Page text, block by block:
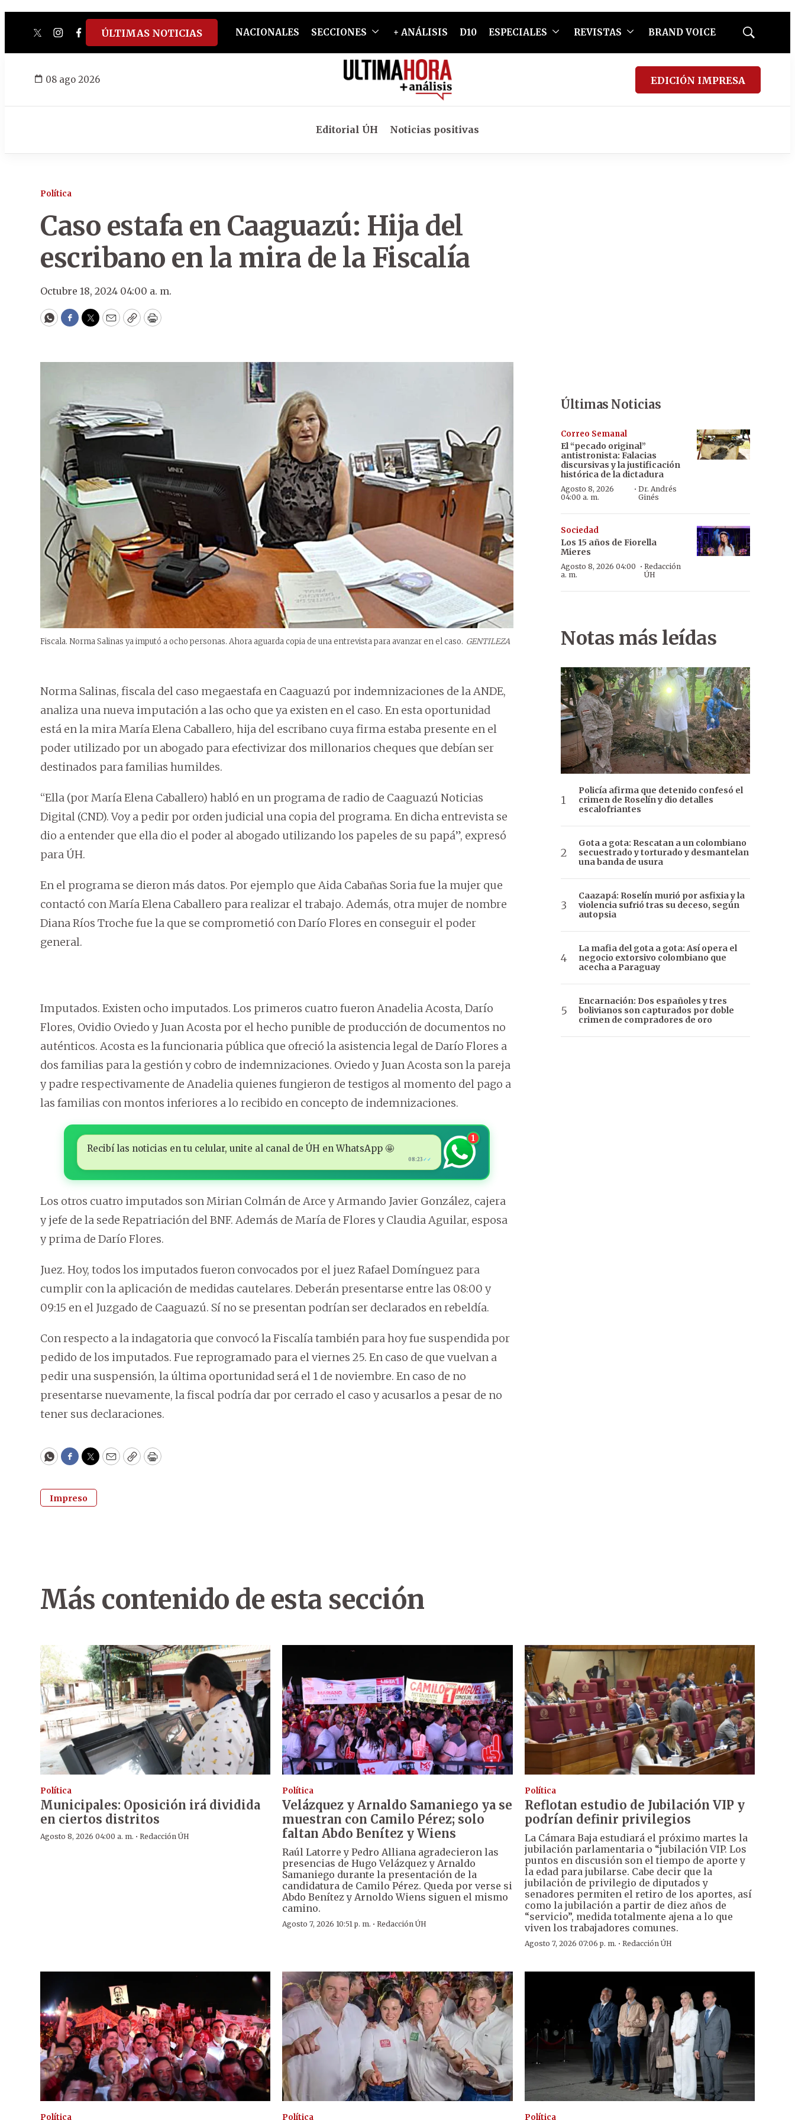
twitterinstagram
facebook
tiktokyoutube
spotify
ÚLTIMAS NOTICIAS NACIONALES SECCIONES + ANÁLISIS D10 ESPECIALES REVISTAS BRAND VOICE
Mostrar
08 ago 2026 EDICIÓN IMPRESA
Editorial ÚH Noticias positivas
Política
Caso estafa en Caaguazú: Hija del
escribano en la mira de la Fiscalía
Octubre 18, 2024 04:00 a. m.
WhatsApp
Facebook
Twitter
EmailCopyPrint
Fiscala. Norma Salinas ya imputó a ocho personas. Ahora aguarda copia de una entrevista para avanzar en el caso. GENTILEZA
Norma Salinas, fiscala del caso megaestafa en Caaguazú por indemnizaciones de la ANDE,
analiza una nueva imputación a las ocho que ya existen en el caso. En esta oportunidad
está en la mira María Elena Caballero, hija del escribano cuya firma estaba presente en el
poder utilizado por un abogado para efectivizar dos millonarios cheques que debían ser
destinados para familias humildes.
“Ella (por María Elena Caballero) habló en un programa de radio de Caaguazú Noticias
Digital (CND). Voy a pedir por orden judicial una copia del programa. En dicha entrevista se
dio a entender que ella dio el poder al abogado utilizando los papeles de su papá”, expresó
para ÚH.
En el programa se dieron más datos. Por ejemplo que Aida Cabañas Soria fue la mujer que
contactó con María Elena Caballero para realizar el trabajo. Además, otra mujer de nombre
Diana Ríos Troche fue la que se comprometió con Darío Flores en conseguir el poder
general.
Imputados. Existen ocho imputados. Los primeros cuatro fueron Anadelia Acosta, Darío
Flores, Ovidio Oviedo y Juan Acosta por el hecho punible de producción de documentos no
auténticos. Acosta es la funcionaria pública que ofreció la asistencia legal de Darío Flores a
dos familias para la gestión y cobro de indemnizaciones. Oviedo y Juan Acosta son la pareja
y padre respectivamente de Anadelia quienes fungieron de testigos al momento del pago a
las familias con montos inferiores a lo recibido en concepto de indemnizaciones.
Recibí las noticias en tu celular, unite al canal de ÚH en WhatsApp 🤩
08:23 ✓✓
1
Los otros cuatro imputados son Mirian Colmán de Arce y Armando Javier González, cajera
y jefe de la sede Repatriación del BNF. Además de María de Flores y Claudia Aguilar, esposa
y prima de Darío Flores.
Juez. Hoy, todos los imputados fueron convocados por el juez Rafael Domínguez para
cumplir con la aplicación de medidas cautelares. Deberán presentarse entre las 08:00 y
09:15 en el Juzgado de Caaguazú. Sí no se presentan podrían ser declarados en rebeldía.
Con respecto a la indagatoria que convocó la Fiscalía también para hoy fue suspendida por
pedido de los imputados. Fue reprogramado para el viernes 25. En caso de que vuelvan a
pedir una suspensión, la última oportunidad será el 1 de noviembre. En caso de no
presentarse nuevamente, la fiscal podría dar por cerrado el caso y acusarlos a pesar de no
tener sus declaraciones.
WhatsApp
Facebook
Twitter
EmailCopyPrint
Impreso
Últimas Noticias
Correo Semanal
El “pecado original”
antistronista: Falacias
discursivas y la justificación
histórica de la dictadura
Agosto 8, 2026
04:00 a. m.
·Dr. Andrés
Ginés
Sociedad
Los 15 años de Fiorella
Mieres
Agosto 8, 2026 04:00
a. m.
· Redacción
ÚH
Notas más leídas
Policía afirma que detenido confesó el
crimen de Roselín y dio detalles
escalofriantes
Gota a gota: Rescatan a un colombiano
secuestrado y torturado y desmantelan
una banda de usura
Caazapá: Roselín murió por asfixia y la
violencia sufrió tras su deceso, según
autopsia
La mafia del gota a gota: Así opera el
negocio extorsivo colombiano que
acecha a Paraguay
Encarnación: Dos españoles y tres
bolivianos son capturados por doble
crimen de compradores de oro
Más contenido de esta sección
Política
Municipales: Oposición irá dividida
en ciertos distritos
Agosto 8, 2026 04:00 a. m. · Redacción ÚH
Política
Velázquez y Arnaldo Samaniego ya se
muestran con Camilo Pérez; solo
faltan Abdo Benítez y Wiens
Raúl Latorre y Pedro Alliana agradecieron las
presencias de Hugo Velázquez y Arnaldo
Samaniego durante la presentación de la
candidatura de Camilo Pérez. Queda por verse si
Abdo Benítez y Arnoldo Wiens siguen el mismo
camino.
Agosto 7, 2026 10:51 p. m. ·Redacción ÚH
Política
Reflotan estudio de Jubilación VIP y
podrían definir privilegios
La Cámara Baja estudiará el próximo martes la
jubilación parlamentaria o “jubilación VIP. Los
puntos en discusión son el tiempo de aporte y
la edad para jubilarse. Cabe decir que la
jubilación de privilegio de diputados y
senadores permiten el retiro de los aportes, así
como la jubilación a partir de diez años de
“servicio”, medida totalmente ajena a lo que
viven los trabajadores comunes.
Agosto 7, 2026 07:06 p. m. · Redacción ÚH
Política Política Política